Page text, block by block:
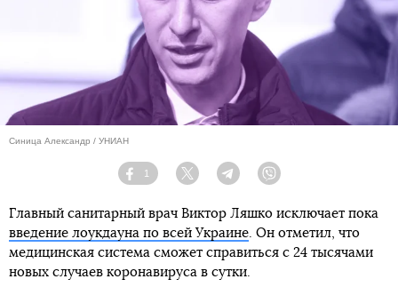
Синица Александр / УНИАН
Facebook
1
Twitter TelegramViber
Главный санитарный врач Виктор Ляшко исключает пока
введение лоукдауна по всей Украине. Он отметил, что
медицинская система сможет справиться с 24 тысячами
новых случаев коронавируса в сутки.